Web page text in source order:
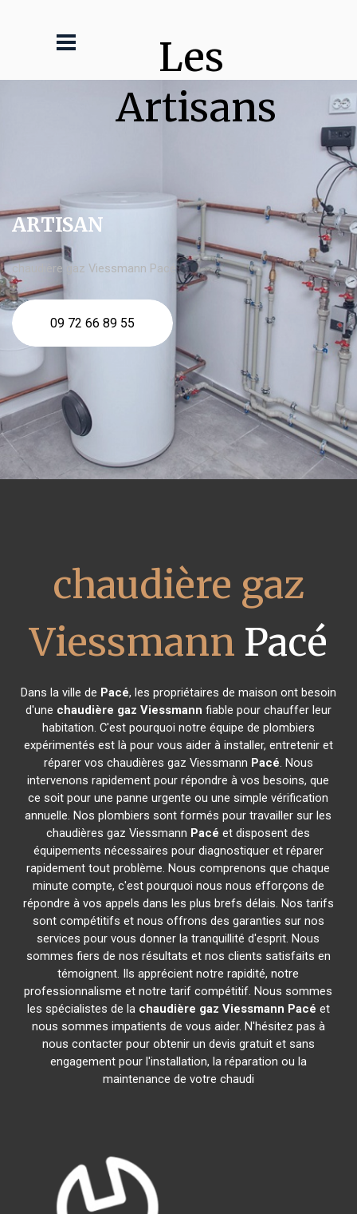
Les
Artisans
ARTISAN
chaudière gaz Viessmann Pacé
09 72 66 89 55
chaudière gaz
Viessmann Pacé
Dans la ville de Pacé, les propriétaires de maison ont besoin
d'une chaudière gaz Viessmann fiable pour chauffer leur
habitation. C'est pourquoi notre équipe de plombiers
expérimentés est là pour vous aider à installer, entretenir et
réparer vos chaudières gaz Viessmann Pacé. Nous
intervenons rapidement pour répondre à vos besoins, que
ce soit pour une panne urgente ou une simple vérification
annuelle. Nos plombiers sont formés pour travailler sur les
chaudières gaz Viessmann Pacé et disposent des
équipements nécessaires pour diagnostiquer et réparer
rapidement tout problème. Nous comprenons que chaque
minute compte, c'est pourquoi nous nous efforçons de
répondre à vos appels dans les plus brefs délais. Nos tarifs
sont compétitifs et nous offrons des garanties sur nos
services pour vous donner la tranquillité d'esprit. Nous
sommes fiers de nos résultats et nos clients satisfaits en
témoignent. Ils apprécient notre rapidité, notre
professionnalisme et notre tarif compétitif. Nous sommes
les spécialistes de la chaudière gaz Viessmann Pacé et
nous sommes impatients de vous aider. N'hésitez pas à
nous contacter pour obtenir un devis gratuit et sans
engagement pour l'installation, la réparation ou la
maintenance de votre chaudi